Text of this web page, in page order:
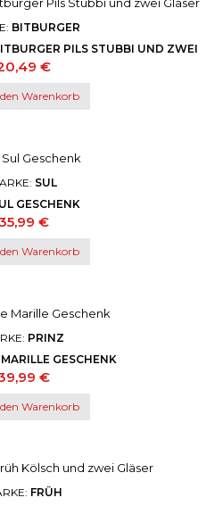
BITBURGER
PILS STUBBI UND ZWEI
GLÄSER€
Warenkorb
SUL
GESCHENK
€
Warenkorb
PRINZ
GESCHENK
€
Warenkorb
FRÜH